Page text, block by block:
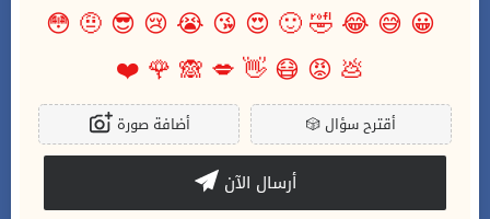
😀
😅
😂
🤣
🙂
😍
😘
😭
😢
😎
🤨
😳
💩
😡
😷
👋
💋
🙈
🌹
❤️
🎲أقترح سؤال أضافة صورة
أرسال الآن